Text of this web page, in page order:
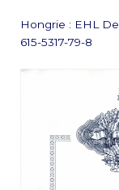
Hongrie : EHL
615-5317-79-8